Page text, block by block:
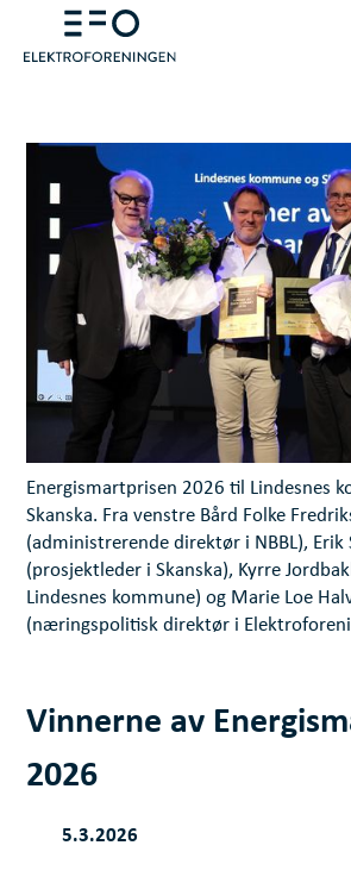
Energismartprisen 2026 til Lindesnes
Skanska. Fra venstre Bård Folke
(administrerende direktør i NBBL), Erik
(prosjektleder i Skanska), Kyrre
Lindesnes kommune) og Marie Loe
(næringspolitisk direktør i
Vinnerne av
2026
5.3.2026